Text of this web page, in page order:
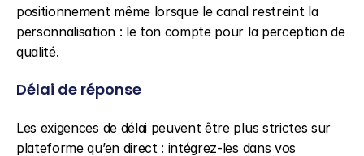
positionnement même lorsque le canal restreint la
personnalisation : le ton compte pour la perception de
qualité.
Délai de réponse
Les exigences de délai peuvent être plus strictes sur
plateforme qu’en direct : intégrez-les dans vos